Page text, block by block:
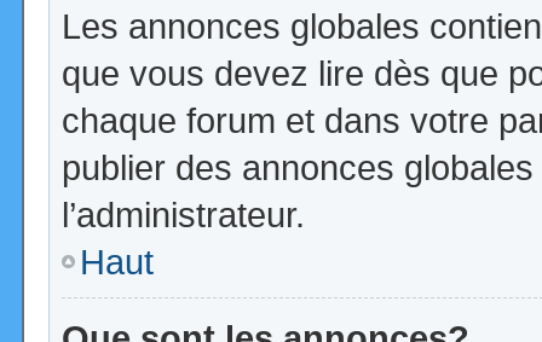
Les annonces globales
que vous devez lire dès que
chaque forum et dans votre
publier des annonces
l’administrateur.
Haut